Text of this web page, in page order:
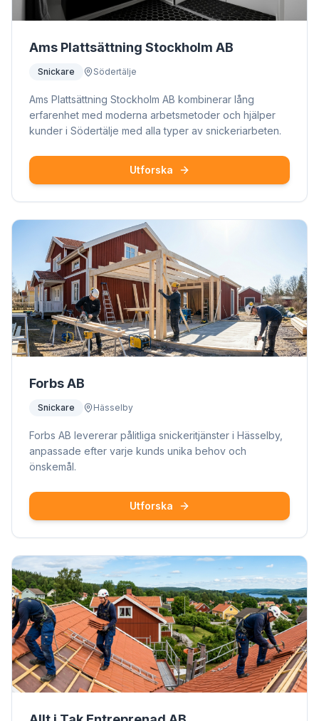
Ams Plattsättning Stockholm AB
Snickare Södertälje
Ams Plattsättning Stockholm AB kombinerar lång
erfarenhet med moderna arbetsmetoder och hjälper
kunder i Södertälje med alla typer av snickeriarbeten.
Utforska
Forbs AB
Snickare Hässelby
Forbs AB levererar pålitliga snickeritjänster i Hässelby,
anpassade efter varje kunds unika behov och
önskemål.
Utforska